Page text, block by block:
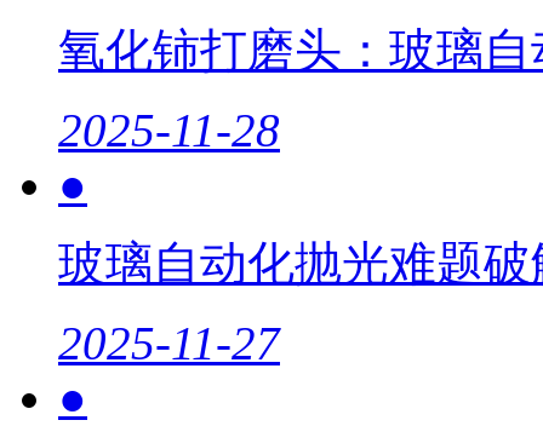
氧化铈打磨头：玻璃
2025-11-28
●
玻璃自动化抛光难题
2025-11-27
●